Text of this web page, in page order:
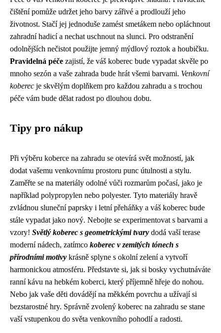
čištění pomůže udržet jeho barvy zářivé a prodlouží jeho
životnost. Stačí jej jednoduše zamést smetákem nebo opláchnout
zahradní hadicí a nechat uschnout na slunci. Pro odstranění
odolnějších nečistot použijte jemný mýdlový roztok a houbičku.
Pravidelná péče zajistí, že váš koberec bude vypadat skvěle po
mnoho sezón a vaše zahrada bude hrát všemi barvami. Venkovní
koberec je skvělým doplňkem pro každou zahradu a s trochou
péče vám bude dělat radost po dlouhou dobu.
Tipy pro nákup
Při výběru koberce na zahradu se otevírá svět možností, jak
dodat vašemu venkovnímu prostoru punc útulnosti a stylu.
Zaměřte se na materiály odolné vůči rozmarům počasí, jako je
například polypropylen nebo polyester. Tyto materiály hravě
zvládnou sluneční paprsky i letní přeháňky a váš koberec bude
stále vypadat jako nový. Nebojte se experimentovat s barvami a
vzory! Světlý koberec s geometrickými tvary dodá vaší terase
moderní nádech, zatímco koberec v zemitých tónech s
přírodními motivy krásně splyne s okolní zelení a vytvoří
harmonickou atmosféru. Představte si, jak si bosky vychutnáváte
ranní kávu na hebkém koberci, který příjemně hřeje do nohou.
Nebo jak vaše děti dovádějí na měkkém povrchu a užívají si
bezstarostné hry. Správně zvolený koberec na zahradu se stane
vaší vstupenkou do světa venkovního pohodlí a radosti.